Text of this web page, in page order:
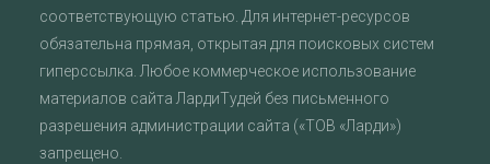
соответствующую статью. Для интернет-ресурсов
обязательна прямая, открытая для поисковых систем
гиперссылка. Любое коммерческое использование
материалов сайта ЛардиТудей без письменного
разрешения администрации сайта («ТОВ «Ларди»)
запрещено.